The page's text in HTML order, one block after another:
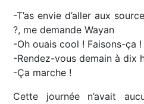
-T’as envie d’aller aux
?, me demande Wayan
-Oh ouais cool ! Faisons-ça !
-Rendez-vous demain à dix
-Ça marche !
Cette journée n’avait